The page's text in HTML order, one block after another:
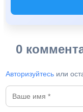
0
Авторизуйтесь или